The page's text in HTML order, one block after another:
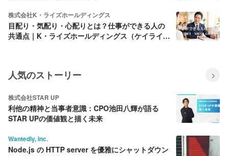
株式会社K・ライズホールディングス
目配り・気配り・心配りとは？仕事ができる人の
共通点｜K・ライズホールディングス（ケイライ
人気のストーリー
株式会社STAR UP
利他の精神と当事者意識：CPO池田八輝が語る
STAR UPの価値観と描く未来
Wantedly, Inc.
Node.js の HTTP server を優雅にシャットダウン